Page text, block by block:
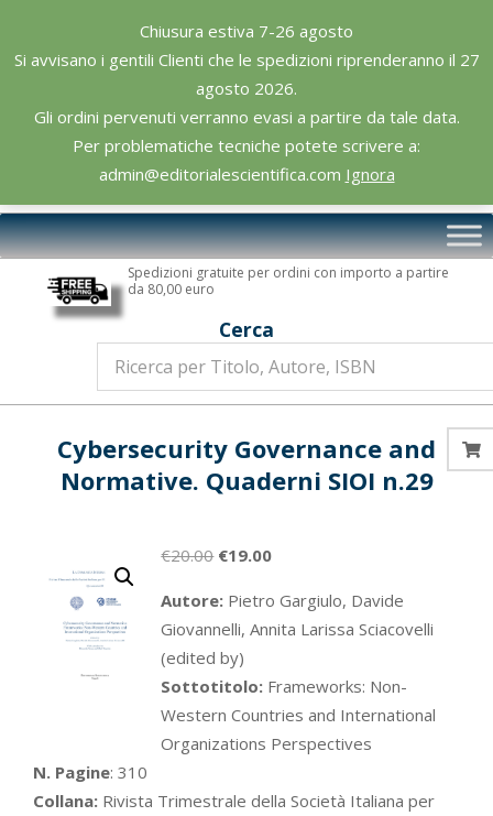
Chiusura estiva 7-26 agosto
Si avvisano i gentili Clienti che le spedizioni riprenderanno il 27
agosto 2026.
Gli ordini pervenuti verranno evasi a partire da tale data.
Per problematiche tecniche potete scrivere a:
admin@editorialescientifica.com Ignora
content
Editoriale
Scientifica
Primary
Navigation
Spedizioni gratuite per ordini con importo a partire
da 80,00 euro
Cerca
Cybersecurity Governance and
Normative. Quaderni SIOI n.29
€20.00 Il
originale
era:
€20.00.
€19.00Il
attuale
è:
Autore: Pietro Gargiulo, Davide
Giovannelli, Annita Larissa Sciacovelli
(edited by)
Sottotitolo: Frameworks: Non-
Western Countries and International
Organizations Perspectives
N. Pagine: 310
Collana: Rivista Trimestrale della Società Italiana per